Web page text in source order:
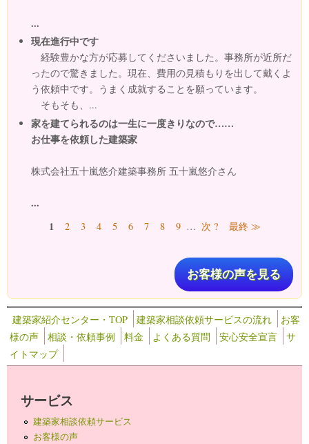
...
現在進行中です
経験豊かな方が応募してくださいました。事務所が近所だ
ったので驚きました。現在、費用の見積もりを出して戴くよ
う依頼中です。うまく成就することを願っています。
そもそも、...
家を建てられるのは一生に一度きりなので……
お仕事を依頼した建築家
株式会社五十嵐悠介建築事務所 五十嵐悠介さん
...
ページ1 2 3 4 5 6 7 8 9 … 次 ? 最終 ≫
お客様の声を見る
建築家紹介センター・TOP 建築家相談依頼サービスの流れ
お客
様の声
相談・依頼事例 料金 よくある質問 安心安全宣言
サ
イトマップ
サービス
建築家相談依頼サービス
お客様の声